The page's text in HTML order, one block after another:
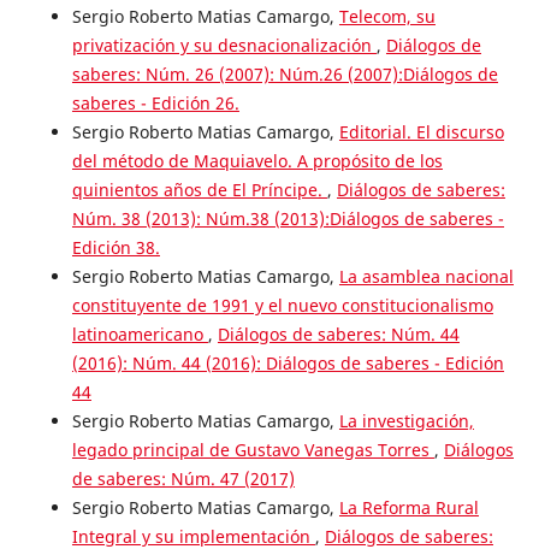
Sergio Roberto Matias Camargo, Telecom, su
privatización y su desnacionalización , Diálogos de
saberes: Núm. 26 (2007): Núm.26 (2007):Diálogos de
saberes - Edición 26.
Sergio Roberto Matias Camargo, Editorial. El discurso
del método de Maquiavelo. A propósito de los
quinientos años de El Príncipe. , Diálogos de saberes:
Núm. 38 (2013): Núm.38 (2013):Diálogos de saberes -
Edición 38.
Sergio Roberto Matias Camargo, La asamblea nacional
constituyente de 1991 y el nuevo constitucionalismo
latinoamericano , Diálogos de saberes: Núm. 44
(2016): Núm. 44 (2016): Diálogos de saberes - Edición
44
Sergio Roberto Matias Camargo, La investigación,
legado principal de Gustavo Vanegas Torres , Diálogos
de saberes: Núm. 47 (2017)
Sergio Roberto Matias Camargo, La Reforma Rural
Integral y su implementación , Diálogos de saberes: